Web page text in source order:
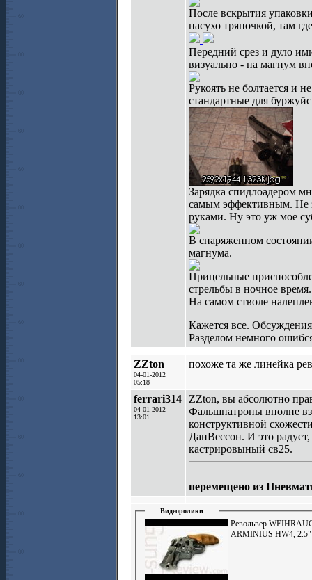
После вскрытия
насухо тряпочкой, там
Передний срез и дуло
визуально - на магнум
Рукоять не болтается и
стандартные для
Зарядка спидлоадером
самым эффективным. Не
руками. Ну это уж мое
В снаряженном
магнума.
Прицельные
стрельбы в ночное время.
На самом стволе
Кажется все.
Разделом немного
ZZton
04-01-2012
05:18
похоже та же линейка
ferrari314
04-01-2012
13:01
ZZton, вы абсолютно
Фальшпатроны вполне
конструктивной
ДанВессон. И это
кастрировыный св25.
перемещено из
Видеоролики
Револьвер
ARMINIUS HW4, 2.5"